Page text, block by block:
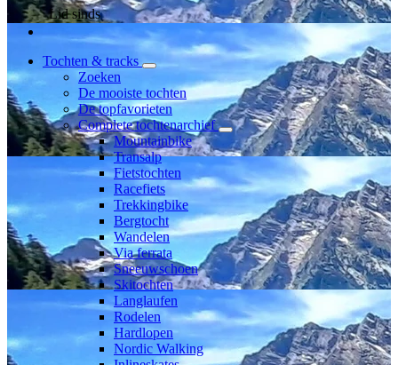
Lid sinds
Tochten & tracks
Zoeken
De mooiste tochten
De topfavorieten
Complete tochtenarchief
Mountainbike
Transalp
Fietstochten
Racefiets
Trekkingbike
Bergtocht
Wandelen
Via ferrata
Sneeuwschoen
Skitochten
Langlaufen
Rodelen
Hardlopen
Nordic Walking